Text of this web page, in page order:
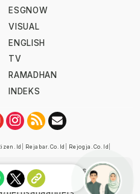
ESGNOW
VISUAL
ENGLISH
TV
RAMADHAN
INDEKS
Rejabar.co.id Rejogja.co.id
oleh Dewan Pers
K/XII/2022